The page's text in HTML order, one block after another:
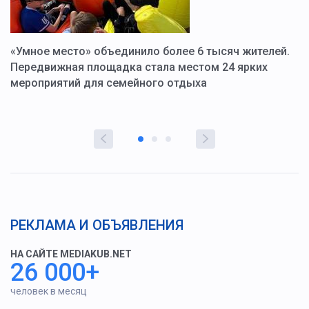
«Умное место» объединило более 6 тысяч жителей.
Передвижная площадка стала местом 24 ярких
мероприятий для семейного отдыха
РЕКЛАМА И ОБЪЯВЛЕНИЯ
НА САЙТЕ MEDIAKUB.NET
26 000+
человек в месяц